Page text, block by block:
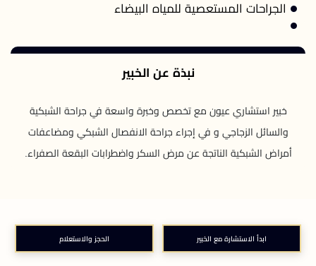
الجراحات المستعصية للمياه البيضاء
نبذة عن الخبير
خبير استشاري عيون مع تخصص وخبرة واسعة في جراحة الشبكية
والسائل الزجاجي و في إجراء جراحة الانفصال الشبكي ومضاعفات
أمراض الشبكية الناتجة عن مرض السكر واضطرابات البقعة الصفراء.
ابدأ الاستشارة مع الخبير الحجز والاستعلام